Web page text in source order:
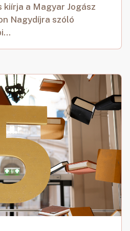
kiírja a Magyar Jogász
Nagydíjra szóló